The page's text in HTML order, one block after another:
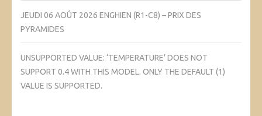
JEUDI 06 AOÛT 2026 ENGHIEN (R1-C8) – PRIX DES
PYRAMIDES
UNSUPPORTED VALUE: ‘TEMPERATURE’ DOES NOT
SUPPORT 0.4 WITH THIS MODEL. ONLY THE DEFAULT (1)
VALUE IS SUPPORTED.